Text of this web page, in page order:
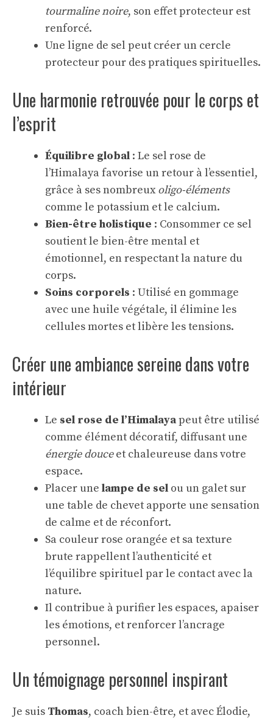
tourmaline noire, son effet protecteur est
renforcé.
Une ligne de sel peut créer un cercle
protecteur pour des pratiques spirituelles.
Une harmonie retrouvée pour le corps et
l’esprit
Équilibre global : Le sel rose de
l’Himalaya favorise un retour à l’essentiel,
grâce à ses nombreuxoligo-éléments
comme le potassium et le calcium.
Bien-être holistique : Consommer ce sel
soutient le bien-être mental et
émotionnel, en respectant la nature du
corps.
Soins corporels : Utilisé en gommage
avec une huile végétale, il élimine les
cellules mortes et libère les tensions.
Créer une ambiance sereine dans votre
intérieur
Le sel rose de l’Himalayapeut être utilisé
comme élément décoratif, diffusant une
énergie douceet chaleureuse dans votre
espace.
Placer une lampe de sel ou un galet sur
une table de chevet apporte une sensation
de calme et de réconfort.
Sa couleur rose orangée et sa texture
brute rappellent l’authenticité et
l’équilibre spirituel par le contact avec la
nature.
Il contribue à purifier les espaces, apaiser
les émotions, et renforcer l’ancrage
personnel.
Un témoignage personnel inspirant
Je suis Thomas, coach bien-être, et avec Élodie,